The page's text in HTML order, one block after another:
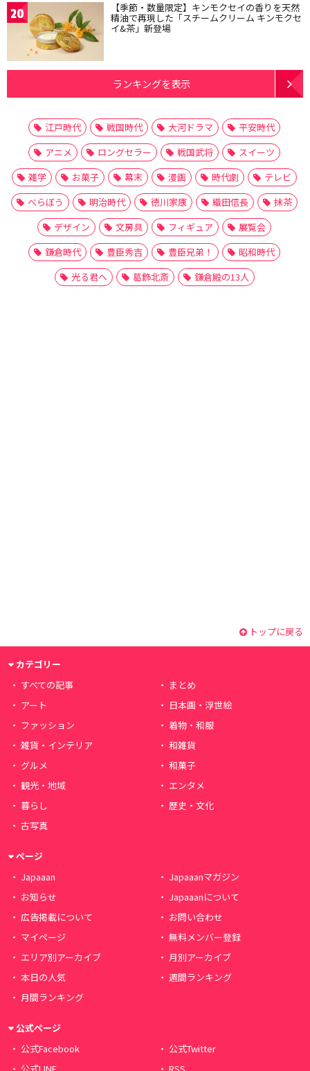
20 【季節・数量限定】キンモクセイの香りを天然
精油で再現した「スチームクリーム キンモクセ
イ&茶」新登場
ランキングを表示
江戸時代 戦国時代 大河ドラマ
平安時代
アニメ
ロングセラー 戦国武将
スイーツ
雑学
お菓子 幕末 漫画 時代劇
テレビ
べらぼう
明治時代 徳川家康 織田信長
抹茶
デザイン
文房具 フィギュア
展覧会
鎌倉時代
豊臣秀吉 豊臣兄弟！
昭和時代
光る君へ
葛飾北斎 鎌倉殿の13人
トップに戻る
カテゴリー
すべての記事
まとめ
アート
日本画・浮世絵
ファッション
着物・和服
雑貨・インテリア
和雑貨
グルメ
和菓子
観光・地域
エンタメ
暮らし
歴史・文化
古写真
ページ
Japaaan
Japaaanマガジン
お知らせ
Japaaanについて
広告掲載について
お問い合わせ
マイページ
無料メンバー登録
エリア別アーカイブ
月別アーカイブ
本日の人気
週間ランキング
月間ランキング
公式ページ
公式Facebook
公式Twitter